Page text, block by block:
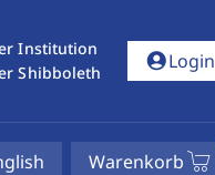
Institution
Shibboleth
account_circleLogin
Warenkorb